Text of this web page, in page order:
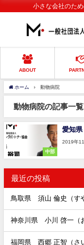
小さな会社のた
ABOUT
ホーム 動物病院
動物病院の記事一覧
中部
愛知
2019年
最近の投稿
鳥取県 須山 倫史（す
神奈川県 小川 啓一（
福岡県 西郷 正智（さ